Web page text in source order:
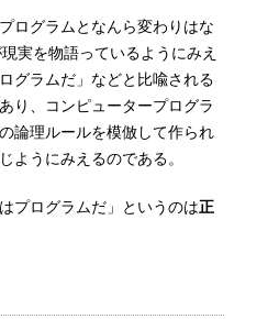
ログラムとなんら変わりはな
実を物語っているようにみえ
グラムだ」などと比喩される
り、コンピュータープログラ
論理ルールを模倣して作られ
ようにみえるのである。
プログラムだ」というのは正